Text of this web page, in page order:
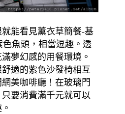
能看見薰衣草簡餐-基
色魚頭，相當逗趣。透
夢幻感的用餐環境。
適的紫色沙發椅相互
美咖啡廳！ 在玻璃門
要消費滿千元就可以